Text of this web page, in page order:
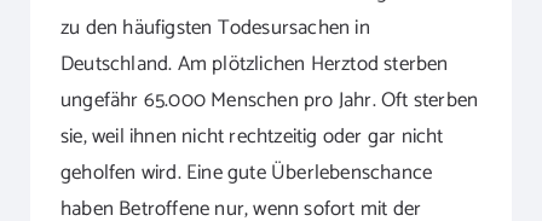
zu den häufigsten Todesursachen in
Deutschland. Am plötzlichen Herztod sterben
ungefähr 65.000 Menschen pro Jahr. Oft sterben
sie, weil ihnen nicht rechtzeitig oder gar nicht
geholfen wird. Eine gute Überlebenschance
haben Betroffene nur, wenn sofort mit der